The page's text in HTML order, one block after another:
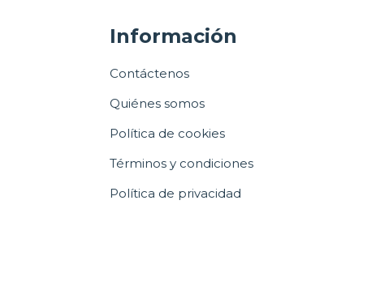
Información
Contáctenos
Quiénes somos
Política de cookies
Términos y condiciones
Política de privacidad